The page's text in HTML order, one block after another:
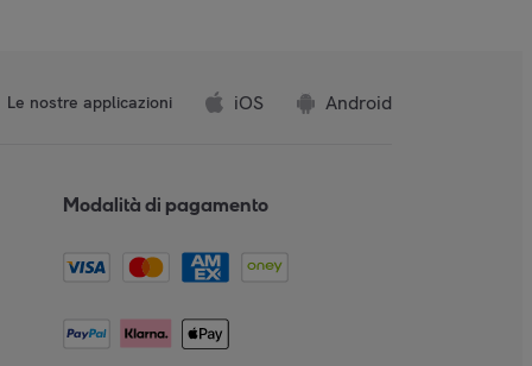
Le nostre applicazioni iOS Android
Modalità di pagamento